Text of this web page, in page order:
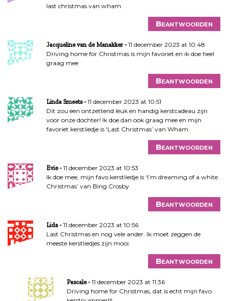
last christmas van wham
Beantwoorden
Jacqueline van de Manakker
11 december 2023 at 10:48
Driving home for Christmas is mijn favoriet en ik doe heel
graag mee
Beantwoorden
Linda Smeets
11 december 2023 at 10:51
Dit zou een ontzettend leuk en handig kerstcadeau zijn
voor onze dochter! Ik doe dan ook graag mee en mijn
favoriet kerstliedje is ‘Last Christmas’ van Wham.
Beantwoorden
Evie
11 december 2023 at 10:53
Ik doe mee, mijn favo kerstliedje is ‘I’m dreaming of a white
Christmas’ van Bing Crosby.
Beantwoorden
Lida
11 december 2023 at 10:56
Last Christmas en nog vele ander. Ik moet zeggen de
meeste kerstliedjes zijn mooi.
Beantwoorden
Pascale
11 december 2023 at 11:36
Driving home for Christmas, dat is echt mijn favo